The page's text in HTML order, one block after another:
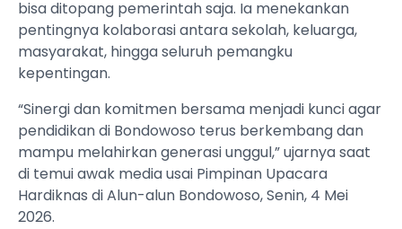
bisa ditopang pemerintah saja. Ia menekankan
pentingnya kolaborasi antara sekolah, keluarga,
masyarakat, hingga seluruh pemangku
kepentingan.
“Sinergi dan komitmen bersama menjadi kunci agar
pendidikan di Bondowoso terus berkembang dan
mampu melahirkan generasi unggul,” ujarnya saat
di temui awak media usai Pimpinan Upacara
Hardiknas di Alun-alun Bondowoso, Senin, 4 Mei
2026.